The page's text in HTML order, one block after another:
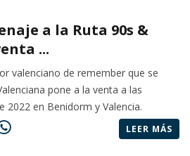
a la Ruta 90s &
...
valenciano de remember que se
pone a la venta a las
2022 en Benidorm y Valencia.
LEER MÁS